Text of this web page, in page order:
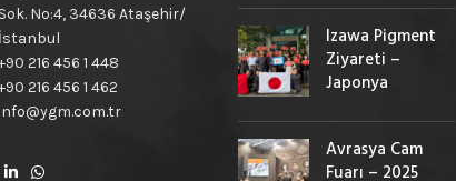
No:4, 34636 Ataşehir/
216 456 1 448
216 456 1 462
Izawa Pigment
Ziyareti –
Japonya
Avrasya Cam
Fuarı – 2025